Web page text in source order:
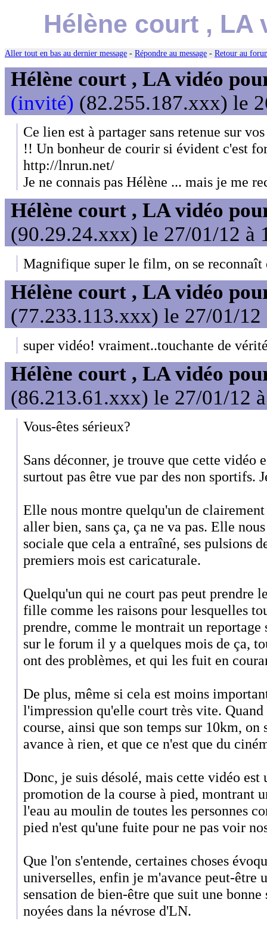
Hélène court ,
Aller tout en bas au dernier message - Répondre au message - Retour au
Hélène court , LA vidéo
(invité) (82.255.187.xxx) le
Ce lien est à partager sans retenue sur
!! Un bonheur de courir si évident c'est
http://lnrun.net/
Je ne connais pas Hélène ... mais je me
Hélène court , LA vidéo
(90.29.24.xxx) le 27/01/12 à
Magnifique super le film, on se reconnaît
Hélène court , LA vidéo
(77.233.113.xxx) le 27/01/12
super vidéo! vraiment..touchante de
Hélène court , LA vidéo
(86.213.61.xxx) le 27/01/12
Vous-êtes sérieux?
Sans déconner, je trouve que cette vidéo
surtout pas être vue par des non sportifs.
Elle nous montre quelqu'un de
aller bien, sans ça, ça ne va pas. Elle
sociale que cela a entraîné, ses pulsions
premiers mois est caricaturale.
Quelqu'un qui ne court pas peut prendre
fille comme les raisons pour lesquelles
prendre, comme le montrait un
sur le forum il y a quelques mois de ça,
ont des problèmes, et qui les fuit en
De plus, même si cela est moins
l'impression qu'elle court très vite.
course, ainsi que son temps sur 10km, on
avance à rien, et que ce n'est que du
Donc, je suis désolé, mais cette vidéo est
promotion de la course à pied, montrant
l'eau au moulin de toutes les personnes
pied n'est qu'une fuite pour ne pas voir
Que l'on s'entende, certaines choses
universelles, enfin je m'avance peut-être
sensation de bien-être que suit une
noyées dans la névrose d'LN.